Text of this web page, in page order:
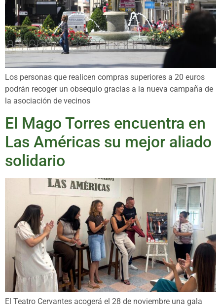
Los personas que realicen compras superiores a 20 euros
podrán recoger un obsequio gracias a la nueva campaña de
la asociación de vecinos
El Mago Torres encuentra en
Las Américas su mejor aliado
solidario
El Teatro Cervantes acogerá el 28 de noviembre una gala